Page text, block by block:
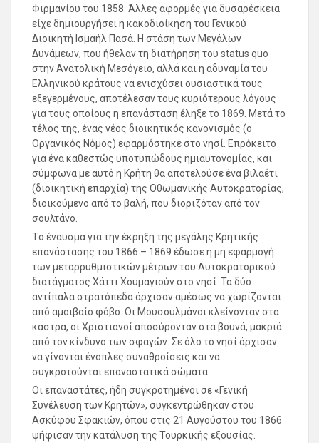
Φιρμανίου του 1858. Άλλες αφορμές για δυσαρέσκεια
είχε δημιουργήσει η κακοδιοίκηση του Γενικού
Διοικητή Ισμαήλ Πασά. H στάση των Μεγάλων
Δυνάμεων, που ήθελαν τη διατήρηση του status quo
στην Ανατολική Μεσόγειο, αλλά και η αδυναμία του
Ελληνικού κράτους να ενισχύσει ουσιαστικά τους
εξεγερμένους, αποτέλεσαν τους κυριότερους λόγους
για τους οποίους η επανάσταση έληξε το 1869. Μετά το
τέλος της, ένας νέος διοικητικός κανονισμός (ο
Οργανικός Νόμος) εφαρμόστηκε στο νησί. Επρόκειτο
για ένα καθεστώς υποτυπώδους ημιαυτονομίας, και
σύμφωνα με αυτό η Κρήτη θα αποτελούσε ένα βιλαέτι
(διοικητική επαρχία) της Οθωμανικής Αυτοκρατορίας,
διοικούμενο από το βαλή, που διοριζόταν από τον
σουλτάνο.
Tο έναυσμα για την έκρηξη της μεγάλης Κρητικής
επανάστασης του 1866 – 1869 έδωσε η μη εφαρμογή
των μεταρρυθμιστικών μέτρων του Αυτοκρατορικού
διατάγματος Χάττι Χουμαγιούν στο νησί. Τα δύο
αντίπαλα στρατόπεδα άρχισαν αμέσως να χωρίζονται
από αμοιβαίο φόβο. Οι Μουσουλμάνοι κλείνονταν στα
κάστρα, οι Χριστιανοί αποσύρονταν στα βουνά, μακριά
από τον κίνδυνο των σφαγών. Σε όλο το νησί άρχισαν
να γίνονται ένοπλες συναθροίσεις και να
συγκροτούνται επαναστατικά σώματα.
Οι επαναστάτες, ήδη συγκροτημένοι σε «Γενική
Συνέλευση των Κρητών», συγκεντρώθηκαν στου
Ασκύφου Σφακιών, όπου στις 21 Αυγούστου του 1866
ψήφισαν την κατάλυση της Τουρκικής εξουσίας.